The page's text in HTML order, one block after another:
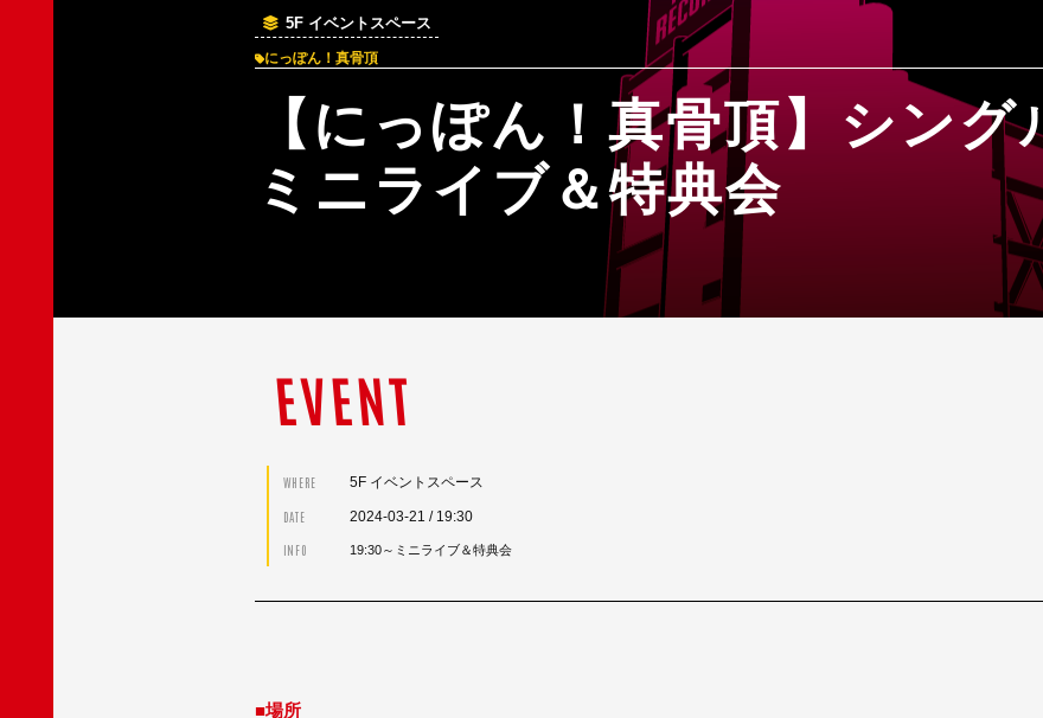
5F イベントスペース
にっぽん！真骨頂
【にっぽん！真骨頂】シング
ミニライブ＆特典会
EVENT
WHERE 5F イベントスペース
DATE 2024-03-21 / 19:30
INFO 19:30～ミニライブ＆特典会
■場所